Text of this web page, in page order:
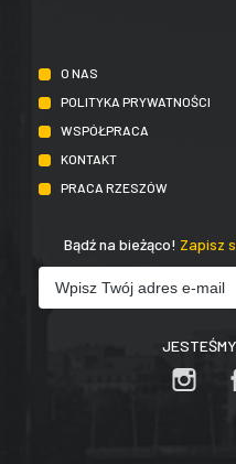
O NAS
POLITYKA PRYWATNOŚCI
WSPÓŁPRACA
KONTAKT
PRACA RZESZÓW
Bądź na bieżąco! Zapisz